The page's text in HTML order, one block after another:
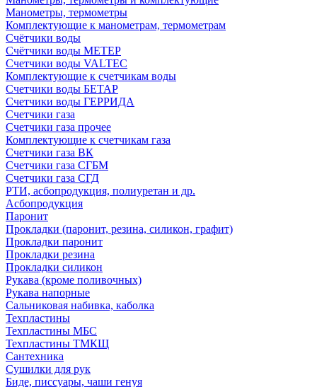
Манометры, термометры
Комплектующие к манометрам, термометрам
Счётчики воды
Счётчики воды МЕТЕР
Счетчики воды VALTEC
Комплектующие к счетчикам воды
Счетчики воды БЕТАР
Счетчики воды ГЕРРИДА
Счетчики газа
Счетчики газа прочее
Комплектующие к счетчикам газа
Счетчики газа ВК
Счетчики газа СГБМ
Счетчики газа СГД
РТИ, асбопродукция, полиуретан и др.
Асбопродукция
Паронит
Прокладки (паронит, резина, силикон, графит)
Прокладки паронит
Прокладки резина
Прокладки силикон
Рукава (кроме поливочных)
Рукава напорные
Сальниковая набивка, каболка
Техпластины
Техпластины МБС
Техпластины ТМКЩ
Сантехника
Сушилки для рук
Биде, писсуары, чаши генуя